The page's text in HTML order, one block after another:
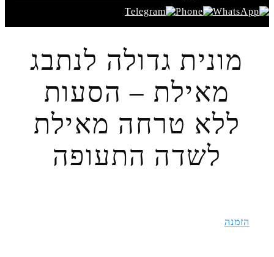
מונית גדולה לנתבג
מאילת – הסעות
ללא טרחה מאילת
לשדה התעופה
הזמנה